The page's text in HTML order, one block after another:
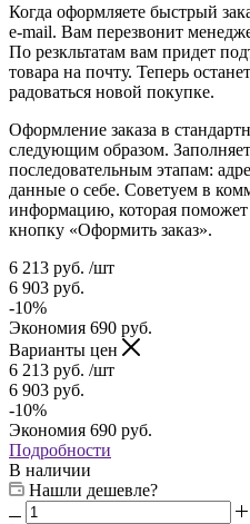
Когда оформляете быстрый
e-mail. Вам перезвонит
По резкльтатам вам придет
товара на почту. Теперь
радоваться новой покупке.
Оформление заказа в
следующим образом.
последовательным этапам:
данные о себе. Советуем в
информацию, которая
кнопку «Оформить заказ».
6 213 руб. /шт
6 903 руб.
-10%
Экономия 690 руб.
Варианты цен
6 213 руб. /шт
6 903 руб.
-10%
Экономия 690 руб.
Подробности
В наличии
Нашли дешевле?